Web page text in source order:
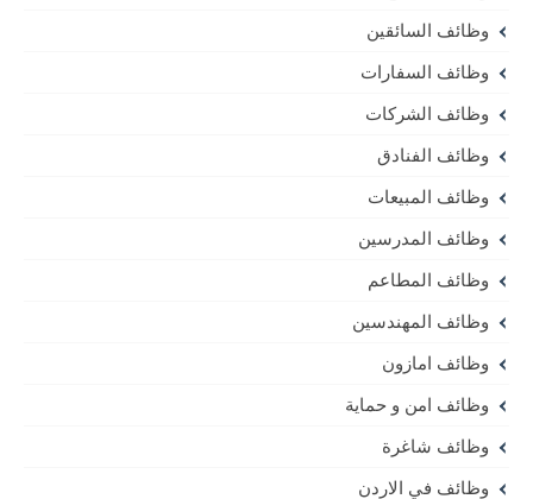
وظائف السائقين
وظائف السفارات
وظائف الشركات
وظائف الفنادق
وظائف المبيعات
وظائف المدرسين
وظائف المطاعم
وظائف المهندسين
وظائف امازون
وظائف امن و حماية
وظائف شاغرة
وظائف في الاردن